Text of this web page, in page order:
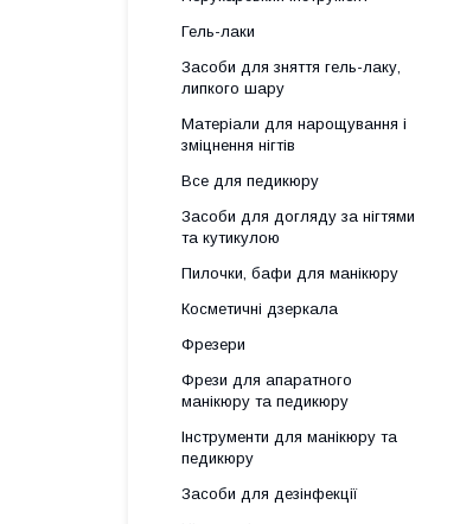
Гель-лаки
Засоби для зняття гель-лаку,
липкого шару
Матеріали для нарощування і
зміцнення нігтів
Все для педикюру
Засоби для догляду за нігтями
та кутикулою
Пилочки, бафи для манікюру
Косметичні дзеркала
Фрезери
Фрези для апаратного
манікюру та педикюру
Інструменти для манікюру та
педикюру
Засоби для дезінфекції